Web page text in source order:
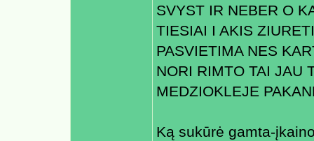
SVYST IR NEBER O
TIESIAI I AKIS
PASVIETIMA NES
NORI RIMTO TAI JAU
MEDZIOKLEJE
Ką sukūrė gamta-